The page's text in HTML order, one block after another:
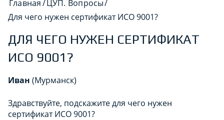
Главная/ЦУП. Вопросы/
Для чего нужен сертификат ИСО 9001?
ДЛЯ ЧЕГО НУЖЕН СЕРТИФИКАТ
ИСО 9001?
Иван (Мурманск)
Здравствуйте, подскажите для чего нужен
сертификат ИСО 9001?